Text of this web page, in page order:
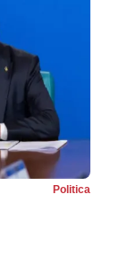
Politica